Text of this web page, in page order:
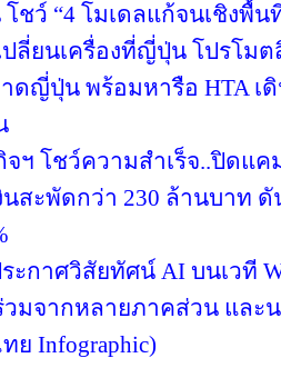
ชว์ “4 โมเดลแก้จนเชิงพื้น
ปลี่ยนเครื่องที่ญี่ปุ่น โปรโ
าดญี่ปุ่น พร้อมหารือ HTA
ฯ โชว์ความสำเร็จ..ปิดแค
นสะพัดกว่า 230 ล้านบาท
ะกาศวิสัยทัศน์ AI บนเวที
วมจากหลายภาคส่วน และ
ย Infographic)